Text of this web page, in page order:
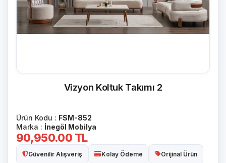
Vizyon Koltuk Takımı 2
Ürün Kodu : FSM-852
Marka : İnegöl Mobilya
90,950.00 TL
Güvenilir Alışveriş Kolay Ödeme Orijinal Ürün